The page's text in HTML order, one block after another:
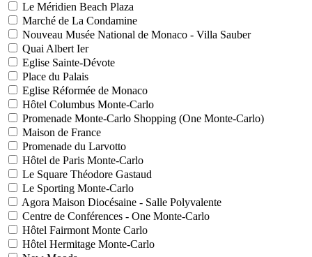
Le Méridien Beach Plaza
Marché de La Condamine
Nouveau Musée National de Monaco - Villa Sauber
Quai Albert Ier
Eglise Sainte-Dévote
Place du Palais
Eglise Réformée de Monaco
Hôtel Columbus Monte-Carlo
Promenade Monte-Carlo Shopping (One Monte-Carlo)
Maison de France
Promenade du Larvotto
Hôtel de Paris Monte-Carlo
Le Square Théodore Gastaud
Le Sporting Monte-Carlo
Agora Maison Diocésaine - Salle Polyvalente
Centre de Conférences - One Monte-Carlo
Hôtel Fairmont Monte Carlo
Hôtel Hermitage Monte-Carlo